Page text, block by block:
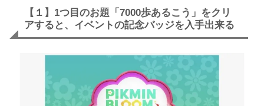
【１】1つ目のお題「7000歩あるこう」をクリ
アすると、イベントの記念バッジを入手出来る